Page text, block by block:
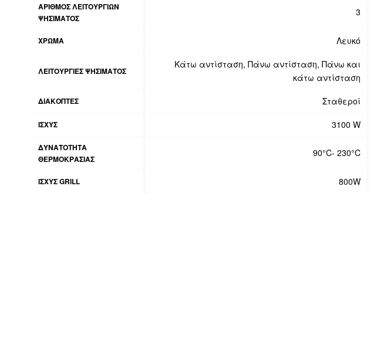
ΑΡΙΘΜΌΣ ΛΕΙΤΟΥΡΓΙΏΝ
ΨΗΣΊΜΑΤΟΣ
3
ΧΡΩΜΑ Λευκό
ΛΕΙΤΟΥΡΓΊΕΣ ΨΗΣΊΜΑΤΟΣ
Κάτω αντίσταση, Πάνω αντίσταση, Πάνω και
κάτω αντίσταση
ΔΙΑΚΌΠΤΕΣ Σταθεροί
ΙΣΧΥΣ 3100 W
ΔΥΝΑΤΌΤΗΤΑ
ΘΕΡΜΟΚΡΑΣΊΑΣ
90°C- 230°C
ΙΣΧΎΣ GRILL 800W